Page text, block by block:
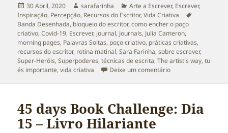
Publicado
a
30 Abril, 2020 Autor
sarafarinha Categorias
Arte a Escrever, Escrever,
Inspiração, Percepção, Recursos do Escritor,Vida Criativa
Banda Desenhada, bloqueio do escritor,como encher o poço
criativo,Covid-19, Escrever, journal, Journals, Julia Cameron,
morning pages, Palavras Soltas, poço criativo, práticas criativas,
recursos do escritor, rotina matinal,Sara Farinha,sobre escrever,
Super-Heróis,Superpoderes,técnicas de escrita,The artist's way,tu
és importante,vida criativa Deixe um comentáriosobre
45 days Book Challenge: Dia
15 – Livro Hilariante